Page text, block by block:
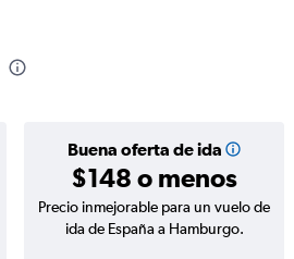
Buena oferta de ida
$148 o menos
Precio inmejorable para un vuelo de
ida de España a Hamburgo.